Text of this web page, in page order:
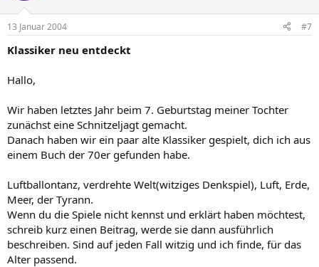
13 Januar 2004 #7
Klassiker neu entdeckt
Hallo,
Wir haben letztes Jahr beim 7. Geburtstag meiner Tochter
zunächst eine Schnitzeljagt gemacht.
Danach haben wir ein paar alte Klassiker gespielt, dich ich aus
einem Buch der 70er gefunden habe.
Luftballontanz, verdrehte Welt(witziges Denkspiel), Luft, Erde,
Meer, der Tyrann.
Wenn du die Spiele nicht kennst und erklärt haben möchtest,
schreib kurz einen Beitrag, werde sie dann ausführlich
beschreiben. Sind auf jeden Fall witzig und ich finde, für das
Alter passend.